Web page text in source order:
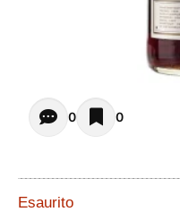
Opiniones - In
0 0
Esaurito